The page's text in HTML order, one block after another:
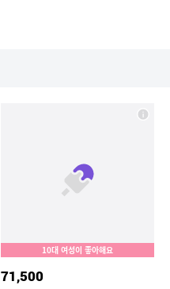
10대 여성이 좋아해요
71,500